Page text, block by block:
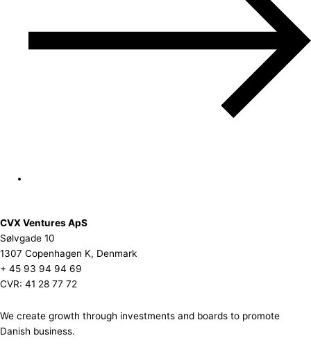
CVX Ventures ApS
Sølvgade 10
1307 Copenhagen K, Denmark
+ 45 93 94 94 69
CVR: 41 28 77 72
We create growth through investments and boards to promote
Danish business.